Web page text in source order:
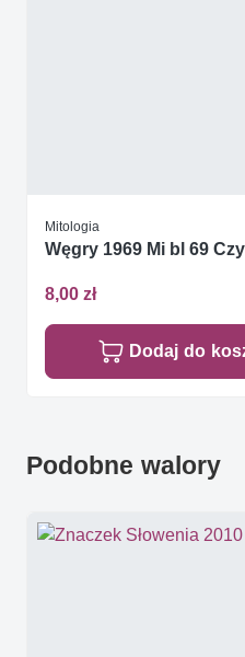
Mitologia
Węgry 1969 Mi bl 69
8,00 zł
Dodaj do
Podobne walory